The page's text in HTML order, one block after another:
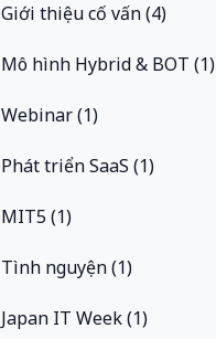
Giới thiệu cố vấn (4)
Mô hình Hybrid & BOT (1)
Webinar (1)
Phát triển SaaS (1)
MIT5 (1)
Tình nguyện (1)
Japan IT Week (1)